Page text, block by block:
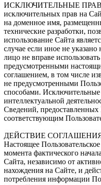
ИСКЛЮЧИТЕЛЬНЫЕ
исключительных прав на
на доменное имя,
технические разработки,
использование Сайта
случае если иное не
лицо не вправе
предусмотренными
соглашением, в том числе
не предусмотренными
способами. Исключительные
интеллектуальной
Сведений,
соответствующим
ДЕЙСТВИЕ
Настоящее
момента фактического
Сайта, независимо от
нахождения на Сайте, и
потребления информации